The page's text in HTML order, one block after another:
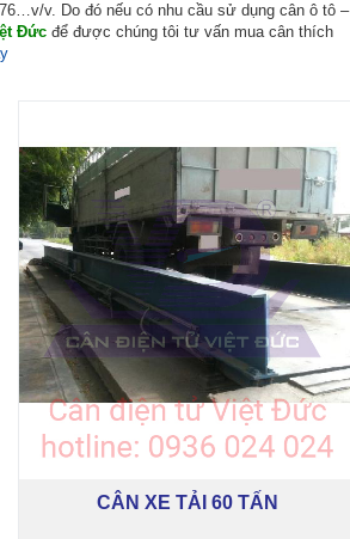
v. Do đó nếu có nhu cầu sử dụng cân ô tô –
Đức để được chúng tôi tư vấn mua cân thích
CÂN XE TẢI 60 TẤN